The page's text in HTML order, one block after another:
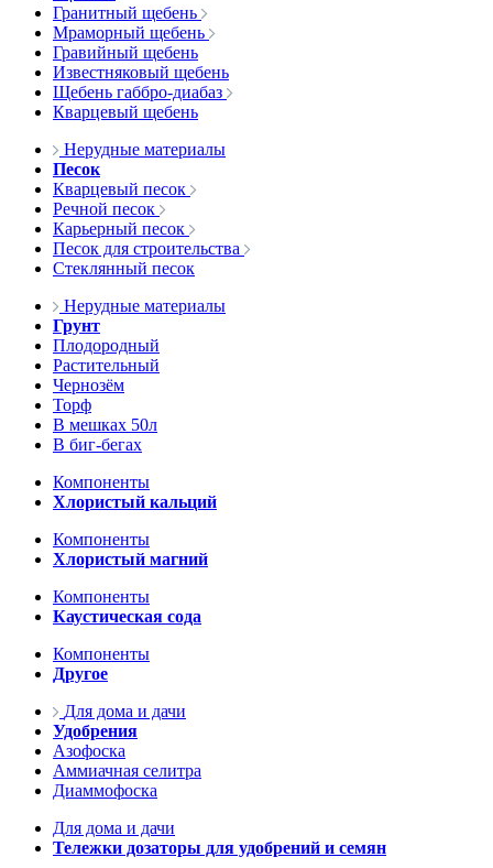
Гранитный щебень
Мраморный щебень
Гравийный щебень
Известняковый щебень
Щебень габбро-диабаз
Кварцевый щебень
Нерудные материалы
Песок
Кварцевый песок
Речной песок
Карьерный песок
Песок для строительства
Стеклянный песок
Нерудные материалы
Грунт
Плодородный
Растительный
Чернозём
Торф
В мешках 50л
В биг-бегах
Компоненты
Хлористый кальций
Компоненты
Хлористый магний
Компоненты
Каустическая сода
Компоненты
Другое
Для дома и дачи
Удобрения
Азофоска
Аммиачная селитра
Диаммофоска
Для дома и дачи
Тележки дозаторы для удобрений и семян